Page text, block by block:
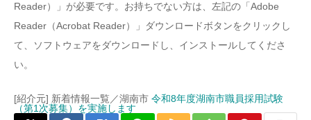
Reader）」が必要です。お持ちでない方は、左記の「Adobe
Reader（Acrobat Reader）」ダウンロードボタンをクリックし
て、ソフトウェアをダウンロードし、インストールしてくださ
い。
[紹介元] 新着情報一覧／湖南市 令和8年度湖南市職員採用試験
（第1次募集）を実施します